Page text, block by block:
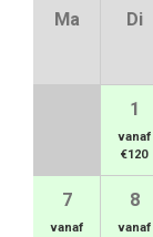
Ma Di
1
vanaf
€120
7
vanaf
8
vanaf